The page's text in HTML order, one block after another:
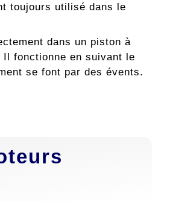
toujours utilisé dans le
dans un piston à
fonctionne en suivant le
se font par des évents.